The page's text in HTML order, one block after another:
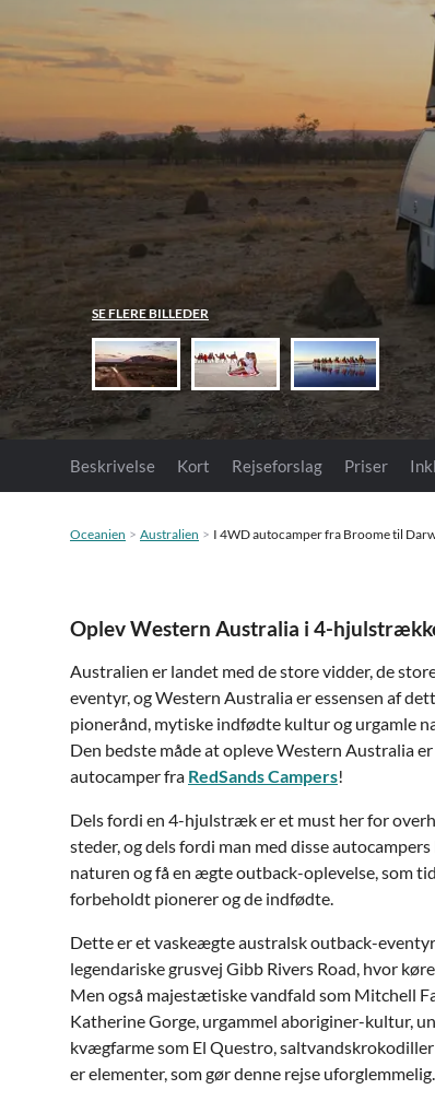
Zimbabwe
Syd- og
SE FLERE BILLEDER
Beskrivelse Kort Rejseforslag Priser
Oceanien Australien I 4WD autocamper fra Broome til
Oplev Western Australia i 4-
Australien er landet med de store vidder, de
eventyr, og Western Australia er essensen af
pionerånd, mytiske indfødte kultur og urgamle
Den bedste måde at opleve Western Australia
autocamper fra RedSands Campers!
Dels fordi en 4-hjulstræk er et must her for
steder, og dels fordi man med disse
naturen og få en ægte outback-oplevelse, som
forbeholdt pionerer og de indfødte.
Dette er et vaskeægte australsk outback-
legendariske grusvej Gibb Rivers Road, hvor
Men også majestætiske vandfald som Mitchell
Katherine Gorge, urgammel aboriginer-kultur,
kvægfarme som El Questro,
er elementer, som gør denne rejse uforglemmelig.